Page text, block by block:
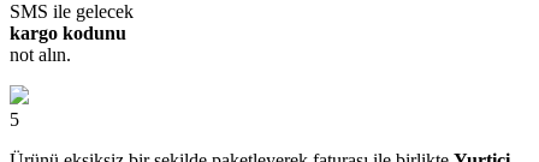
SMS ile gelecek
kargo kodunu
not alın.
5